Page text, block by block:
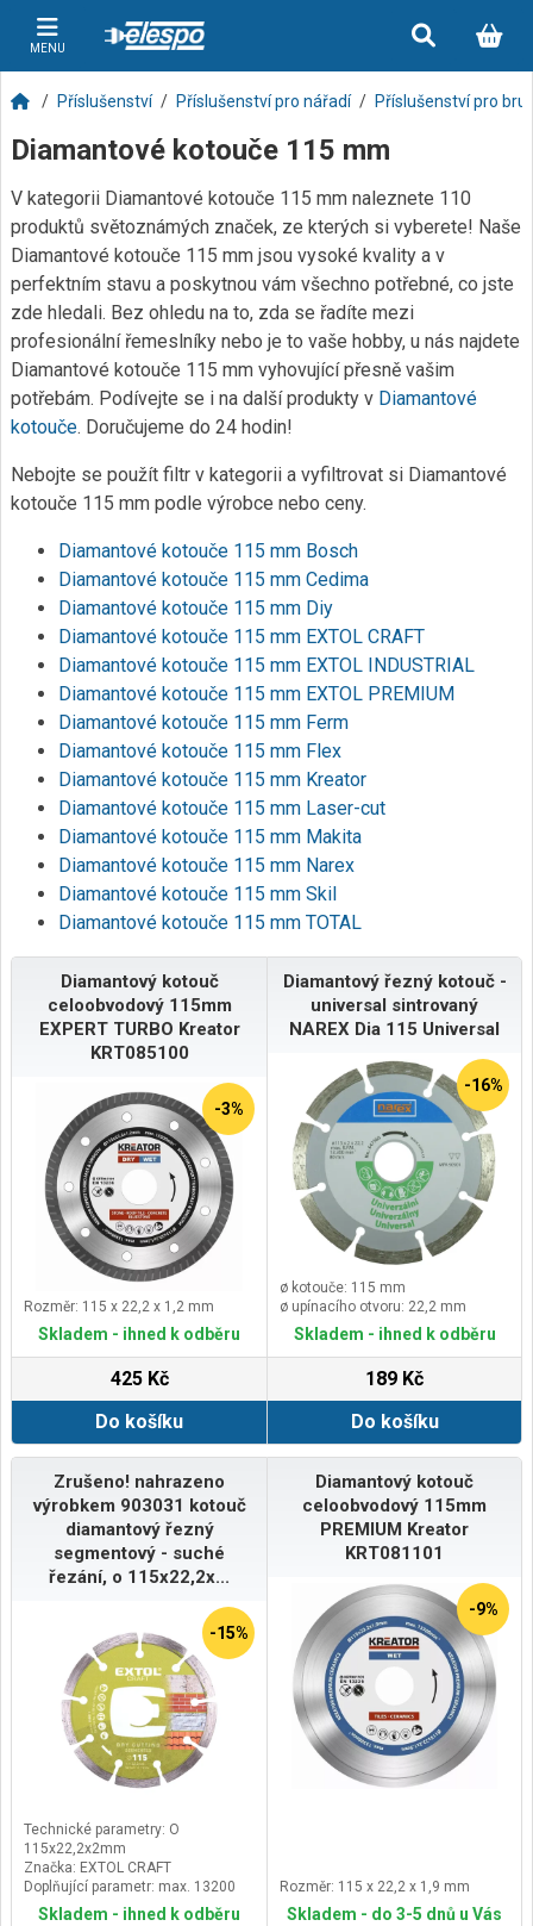
MENU
Příslušenství Příslušenství pro nářadí Příslušenství pro
Diamantové kotouče 115 mm
V kategorii Diamantové kotouče 115 mm naleznete 110
produktů světoznámých značek, ze kterých si vyberete! Naše
Diamantové kotouče 115 mm jsou vysoké kvality a v
perfektním stavu a poskytnou vám všechno potřebné, co jste
zde hledali. Bez ohledu na to, zda se řadíte mezi
profesionální řemeslníky nebo je to vaše hobby, u nás najdete
Diamantové kotouče 115 mm vyhovující přesně vašim
potřebám. Podívejte se i na další produkty v Diamantové
kotouče. Doručujeme do 24 hodin!
Nebojte se použít filtr v kategorii a vyfiltrovat si Diamantové
kotouče 115 mm podle výrobce nebo ceny.
Diamantové kotouče 115 mm Bosch
Diamantové kotouče 115 mm Cedima
Diamantové kotouče 115 mm Diy
Diamantové kotouče 115 mm EXTOL CRAFT
Diamantové kotouče 115 mm EXTOL INDUSTRIAL
Diamantové kotouče 115 mm EXTOL PREMIUM
Diamantové kotouče 115 mm Ferm
Diamantové kotouče 115 mm Flex
Diamantové kotouče 115 mm Kreator
Diamantové kotouče 115 mm Laser-cut
Diamantové kotouče 115 mm Makita
Diamantové kotouče 115 mm Narex
Diamantové kotouče 115 mm Skil
Diamantové kotouče 115 mm TOTAL
Diamantový kotouč
celoobvodový 115mm
EXPERT TURBO Kreator
KRT085100
-3%
Rozměr: 115 x 22,2 x 1,2 mm
Skladem - ihned k odběru
425 Kč
Do košíku
Diamantový řezný kotouč -
universal sintrovaný
NAREX Dia 115 Universal
-16%
ø kotouče: 115 mm
ø upínacího otvoru: 22,2 mm
Skladem - ihned k odběru
189 Kč
Do košíku
Zrušeno! nahrazeno
výrobkem 903031 kotouč
diamantový řezný
segmentový - suché
řezání, o 115x22,2x...
-15%
Technické parametry: O
115x22,2x2mm
Značka: EXTOL CRAFT
Doplňující parametr: max. 13200
ot./min
Skladem - ihned k odběru
Diamantový kotouč
celoobvodový 115mm
PREMIUM Kreator
KRT081101
-9%
Rozměr: 115 x 22,2 x 1,9 mm
Skladem - do 3-5 dnů u Vás